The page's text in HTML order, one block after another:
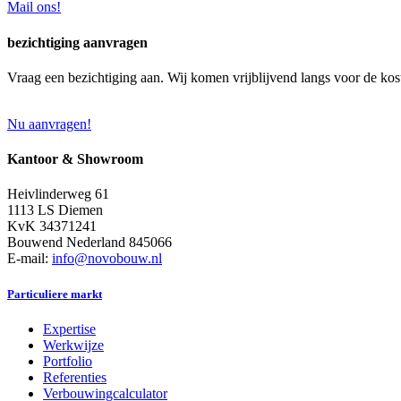
Mail ons!
bezichtiging aanvragen
Vraag een bezichtiging aan. Wij komen vrijblijvend langs voor de
Nu aanvragen!
Kantoor & Showroom
Heivlinderweg 61
1113 LS Diemen
KvK 34371241
Bouwend Nederland 845066
E-mail: info@novobouw.nl
Particuliere markt
Expertise
Werkwijze
Portfolio
Referenties
Verbouwingcalculator